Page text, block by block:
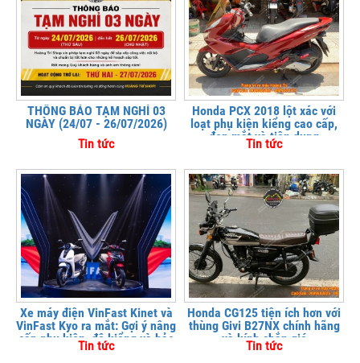
THÔNG BÁO TẠM NGHỈ 03
NGÀY (24/07 - 26/07/2026)
Tin tức
Honda PCX 2018 lột xác với
loạt phụ kiện kiểng cao cấp,
đẹp mắt và tiện dụng
Tin tức
Xe máy điện VinFast Kinet và
VinFast Kyo ra mắt: Gợi ý nâng
cấp phụ kiện, độ kiểng và bảo
vệ xe tại
Tin tức
Honda CG125 tiện ích hơn với
thùng Givi B27NX chính hãng
và kính chắn gió
Tin tức